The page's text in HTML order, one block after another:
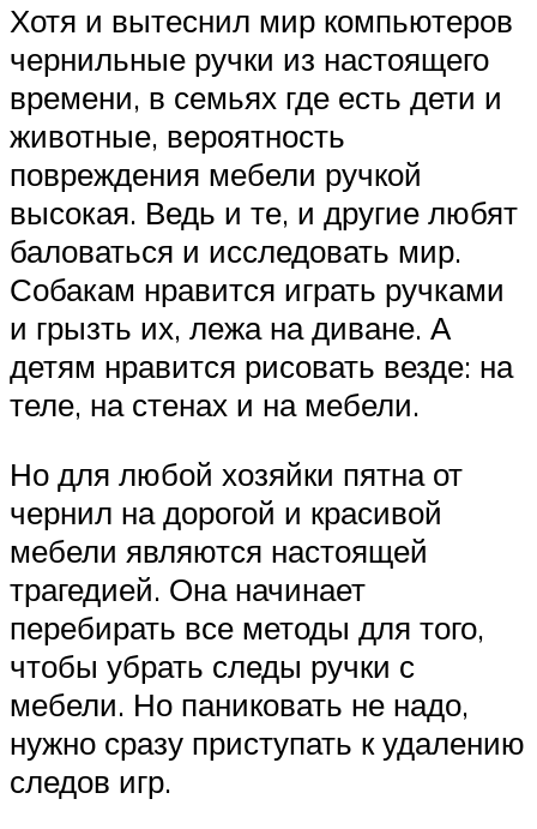
Хотя и вытеснил мир компьютеров
чернильные ручки из настоящего
времени, в семьях где есть дети и
животные, вероятность
повреждения мебели ручкой
высокая. Ведь и те, и другие любят
баловаться и исследовать мир.
Собакам нравится играть ручками
и грызть их, лежа на диване. А
детям нравится рисовать везде: на
теле, на стенах и на мебели.
Но для любой хозяйки пятна от
чернил на дорогой и красивой
мебели являются настоящей
трагедией. Она начинает
перебирать все методы для того,
чтобы убрать следы ручки с
мебели. Но паниковать не надо,
нужно сразу приступать к удалению
следов игр.